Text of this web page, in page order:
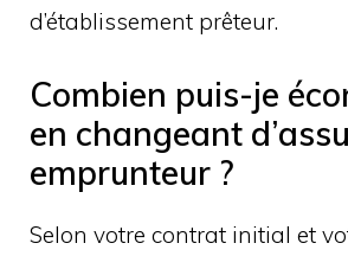
d’établissement prêteur.
Combien puis-je
en changeant
emprunteur ?
Selon votre contrat initial et